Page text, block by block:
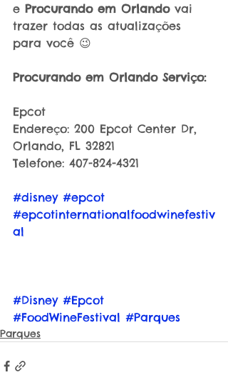
e Procurando em Orlando vai
trazer todas as atualizações
para você 😉
Procurando em Orlando Serviço:
Epcot
Endereço: 200 Epcot Center Dr,
Orlando, FL 32821
Telefone: 407-824-4321
#disney #epcot
#epcotinternationalfoodwinefestiv
al
#Disney #Epcot
#FoodWineFestival #Parques
Parques